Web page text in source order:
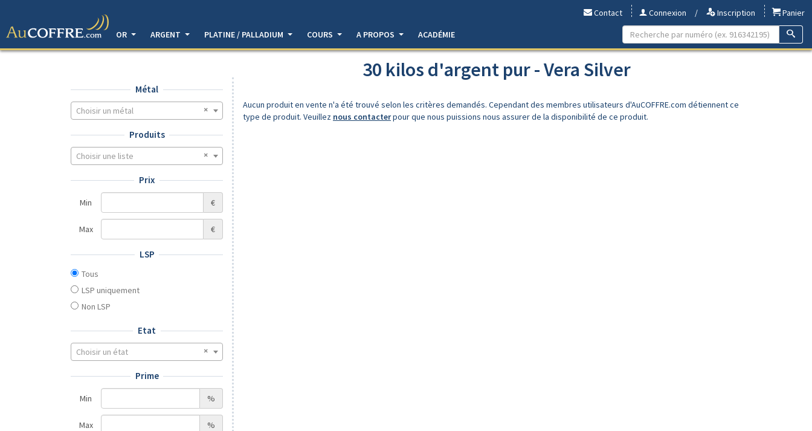
Contact Connexion / Inscription
Panier
OR
ARGENT PLATINE / PALLADIUM COURS A PROPOS ACADÉMIE
Métal
Choisir un métal
Produits
Choisir une liste
Prix
Min €
Max €
LSP
Tous
LSP uniquement
Non LSP
Etat
Choisir un état
Prime
Min %
Max %
30 kilos d'argent pur - Vera Silver
Aucun produit en vente n'a été trouvé selon les critères demandés. Cependant des membres utilisateurs d'AuCOFFRE.com détiennent ce
type de produit. Veuillez nous contacterpour que nous puissions nous assurer de la disponibilité de ce produit.